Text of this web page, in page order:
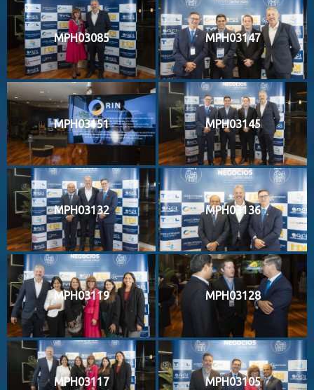
MPH03085 MPH03147
MPH03151 MPH03145
MPH03132 MPH03136
MPH03119 MPH03128
MPH03117 MPH03105